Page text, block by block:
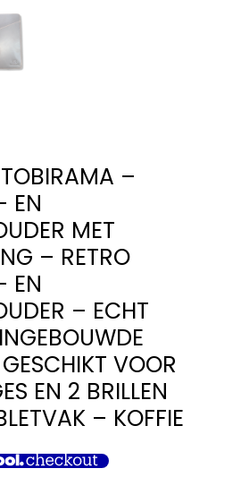
–
EN
MET
– RETRO
EN
– ECHT
VOOR
EN 2 BRILLEN
– KOFFIE